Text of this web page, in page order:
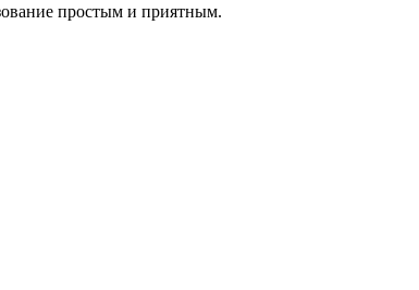
простым и приятным.